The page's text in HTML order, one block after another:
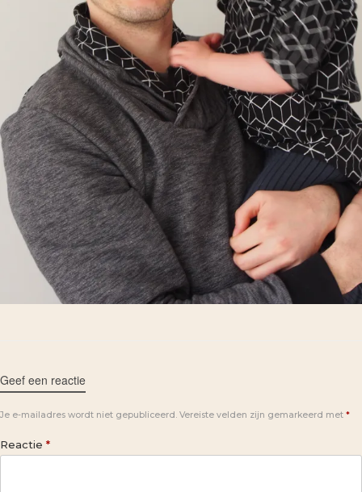
Geef een reactie
Je e-mailadres wordt niet gepubliceerd. Vereiste velden zijn gemarkeerd met *
Reactie *